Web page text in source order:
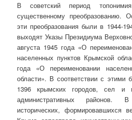
В советский период
существенному преобразованию.
эти преобразования были в 1944-
выходят Указы Президиума
августа 1945 года «О
населенных пунктов Крымской
года «О переименовании
области». В соответствии с этими
1396 крымских городов, сел и
административных районов.
исторических, формировавшихся